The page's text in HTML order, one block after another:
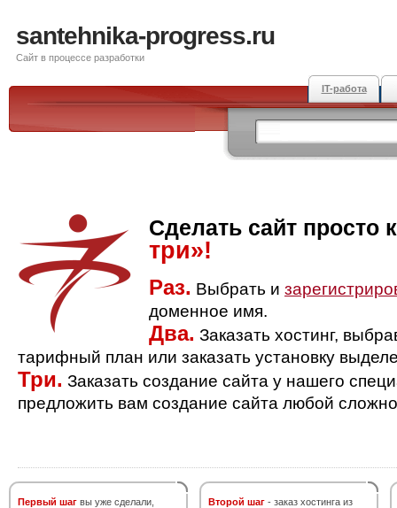
santehnika-progress.ru
Сайт в процессе разработки
IT-работа
Сделать сайт просто
три»!
Раз. Выбрать и
доменное имя.
Два. Заказать хостинг,
тарифный план или заказать установку
Три. Заказать создание сайта у нашего
предложить вам создание сайта любой
Первый шаг вы уже сделали,
Второй шаг - заказ хостинга из